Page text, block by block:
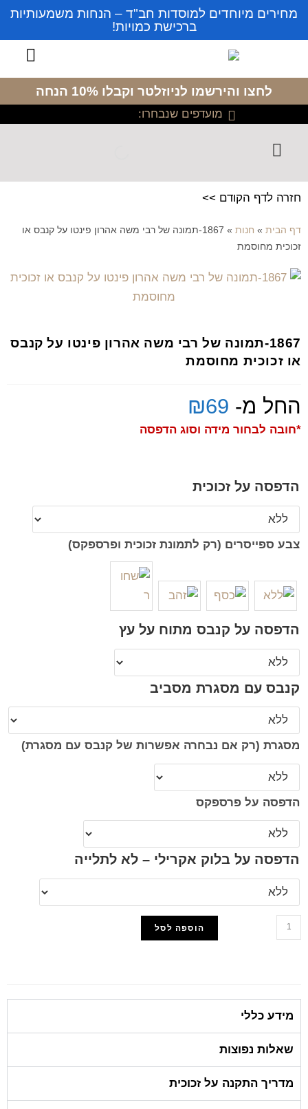
מחירים מיוחדים למוסדות חב"ד – הנחות משמעותיות
ברכישת כמויות!
לחצו והירשמו לניוזלטר וקבלו 10% הנחה
מועדפים שנבחרו:
חזרה לדף הקודם >>
דף הבית » חנות »
1867-תמונה של רבי משה אהרון פינטו על קנבס או
זכוכית מחוסמת
1867-תמונה של רבי משה אהרון פינטו על קנבס
או זכוכית מחוסמת
החל מ- ₪69
*חובה לבחור מידה וסוג הדפסה
הדפסה על זכוכית
צבע ספייסרים (רק לתמונת זכוכית ופרספקס)
הדפסה על קנבס מתוח על עץ
קנבס עם מסגרת מסביב
מסגרת (רק אם נבחרה אפשרות של קנבס עם מסגרת)
הדפסה על פרספקס
הדפסה על בלוק אקרילי – לא לתלייה
הוספה לסל
מידע כללי
שאלות נפוצות
מדריך התקנה על זכוכית